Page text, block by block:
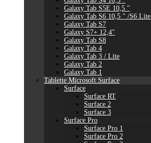
Galaxy Tab S5E 10,5 "
Galaxy Tab S6 10,5 " /S6 Lite
Galaxy Tab S7
Galaxy S7+ 12,4"
Galaxy Tab S8
Galaxy Tab 4
Galaxy Tab 3 / Lite
Galaxy Tab 2
Galaxy Tab 1
Tablette Microsoft Surface
Surface
Surface RT
Surface 2
Surface 3
Surface Pro
Surface Pro 1
Surface Pro 2